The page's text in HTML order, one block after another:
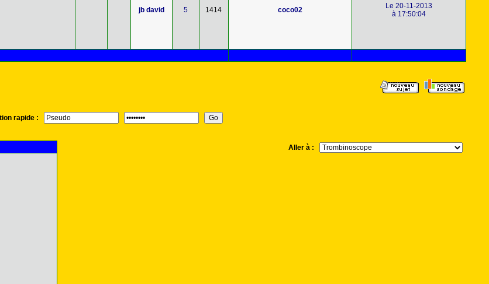
jb david 5 1414 coco02
Le 20-11-2013
à 17:50:04
rapide :
Aller à :